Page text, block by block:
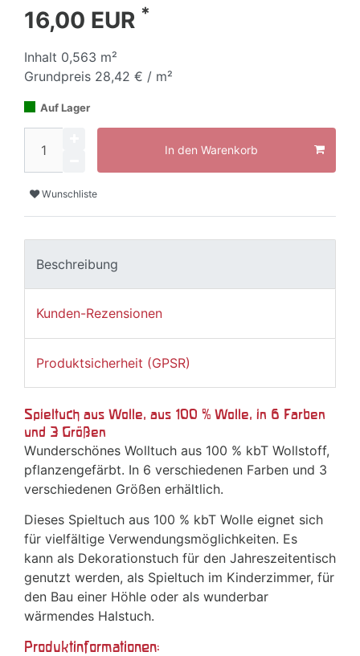
16,00 EUR *
Inhalt 0,563 m²
Grundpreis 28,42 € / m²
Auf Lager
In den Warenkorb
Wunschliste
Beschreibung
Kunden-Rezensionen
Produktsicherheit (GPSR)
Spieltuch aus Wolle, aus 100 % Wolle, in 6 Farben
und 3 Größen
Wunderschönes Wolltuch aus 100 % kbT Wollstoff,
pflanzengefärbt. In 6 verschiedenen Farben und 3
verschiedenen Größen erhältlich.
Dieses Spieltuch aus 100 % kbT Wolle eignet sich
für vielfältige Verwendungsmöglichkeiten. Es
kann als Dekorationstuch für den Jahreszeitentisch
genutzt werden, als Spieltuch im Kinderzimmer, für
den Bau einer Höhle oder als wunderbar
wärmendes Halstuch.
Produktinformationen: